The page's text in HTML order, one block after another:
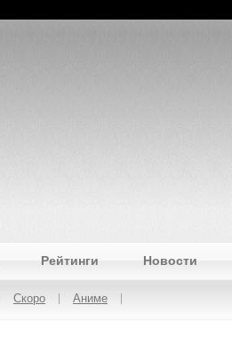
Рейтинги Новости
Скоро Аниме